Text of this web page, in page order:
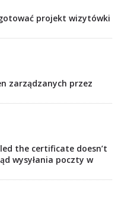
projekt wizytówki
zarządzanych przez
the certificate doesn’t
wysyłania poczty w